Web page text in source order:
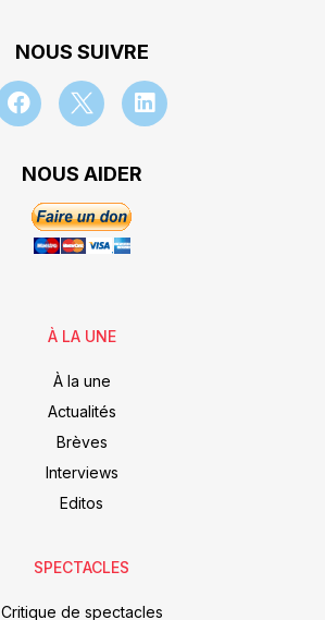
NOUS SUIVRE
NOUS AIDER
À LA UNE
À la une
Actualités
Brèves
Interviews
Editos
SPECTACLES
Critique de spectacles